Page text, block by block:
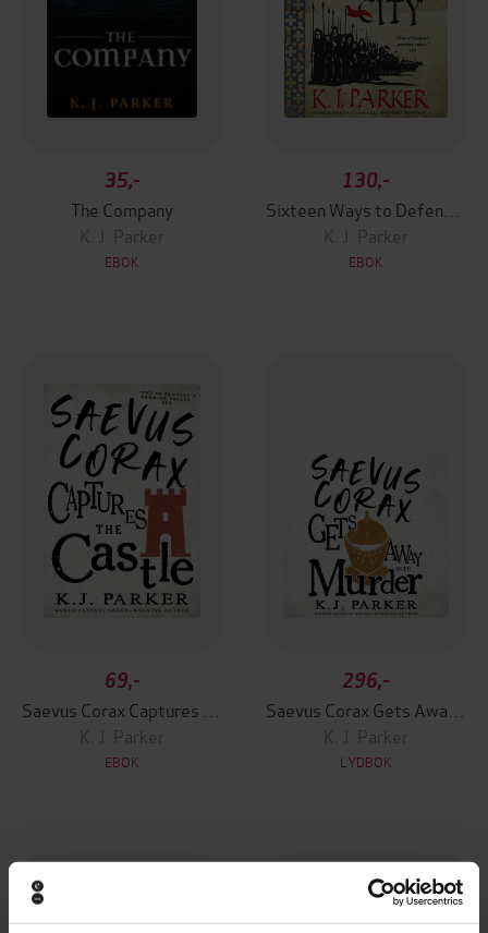
35,-
The Company
K. J. Parker
EBOK
130,-
K. J. Parker
EBOK
69,-
K. J. Parker
EBOK
296,-
K. J. Parker
LYDBOK